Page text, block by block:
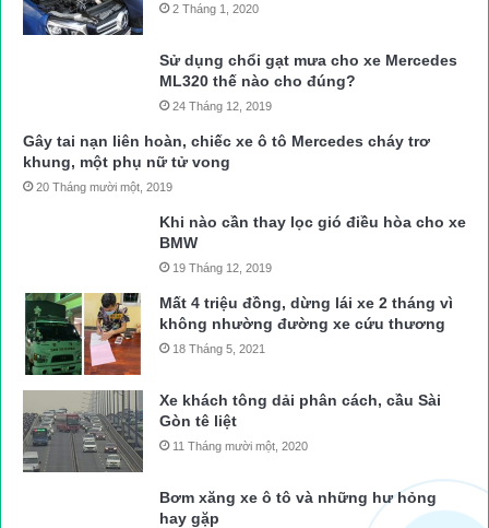
2 Tháng 1, 2020
Sử dụng chổi gạt mưa cho xe Mercedes
ML320 thế nào cho đúng?
24 Tháng 12, 2019
Gây tai nạn liên hoàn, chiếc xe ô tô Mercedes cháy trơ
khung, một phụ nữ tử vong
20 Tháng mười một, 2019
Khi nào cần thay lọc gió điều hòa cho xe
BMW
19 Tháng 12, 2019
Mất 4 triệu đồng, dừng lái xe 2 tháng vì
không nhường đường xe cứu thương
18 Tháng 5, 2021
Xe khách tông dải phân cách, cầu Sài
Gòn tê liệt
11 Tháng mười một, 2020
Bơm xăng xe ô tô và những hư hỏng
hay gặp